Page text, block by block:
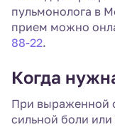
пульмонолога в
прием можно
88-22.
Когда
При выраженной
сильной боли или